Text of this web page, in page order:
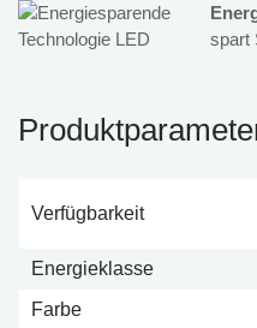
spart
Verfügbarkeit
Energieklasse
Farbe